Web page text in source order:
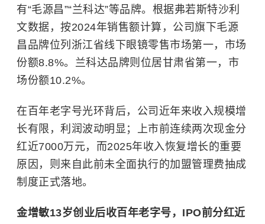
有“毛源昌”“兰科达”等品牌。根据弗若斯特沙利
文数据，按2024年销售额计算，公司旗下毛源
昌品牌位列浙江省线下眼镜零售市场第一，市场
份额8.8%。兰科达品牌则位居甘肃省第一，市
场份额10.2%。
在百年老字号光环背后，公司近年来收入规模增
长有限，利润波动明显；上市前连续两次现金分
红近7000万元，而2025年收入恢复增长的重要
原因，则来自此前未全面执行的加盟管理费抽成
制度正式落地。
金增敏13岁创业后收百年老字号，IPO前分红近